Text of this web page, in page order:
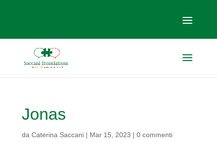
Jonas
da Caterina Saccani| Mar 15, 2023 | 0 commenti